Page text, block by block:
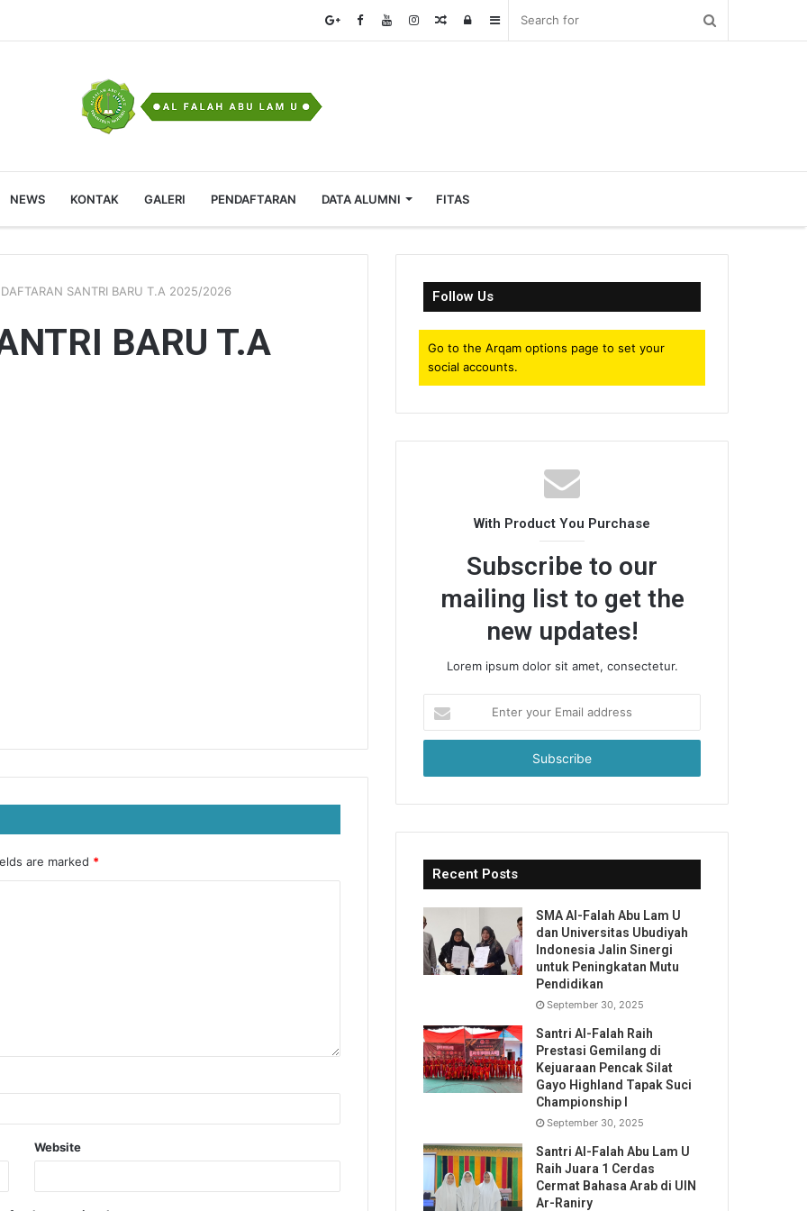
Sidebar
Log
Random
NEWS KONTAK GALERI PENDAFTARAN DATA ALUMNI FITAS
SANTRI BARU T.A 2025/2026
BARU T.A
are marked *
Website
Follow Us
Go to the Arqam options page to set your
social accounts.
With Product You Purchase
Subscribe to our
mailing list to get the
new updates!
Lorem ipsum dolor sit amet, consectetur.
your
Email
Recent Posts
SMA Al-Falah Abu Lam U
dan Universitas Ubudiyah
Indonesia Jalin Sinergi
untuk Peningkatan Mutu
Pendidikan
September 30, 2025
Santri Al-Falah Raih
Prestasi Gemilang di
Kejuaraan Pencak Silat
Gayo Highland Tapak Suci
Championship I
September 30, 2025
Santri Al-Falah Abu Lam U
Raih Juara 1 Cerdas
Cermat Bahasa Arab di UIN
Ar-Raniry